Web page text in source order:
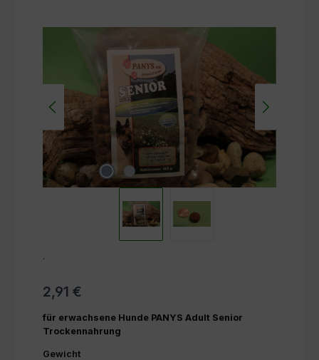
.
2,91 €
für erwachsene Hunde PANYS Adult Senior
Trockennahrung
Gewichtauswählen